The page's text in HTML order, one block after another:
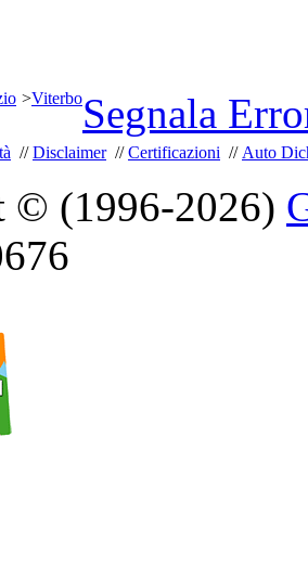
>ViterboSegnala
//Disclaimer//Certificazioni // Auto
© (1996-2026)